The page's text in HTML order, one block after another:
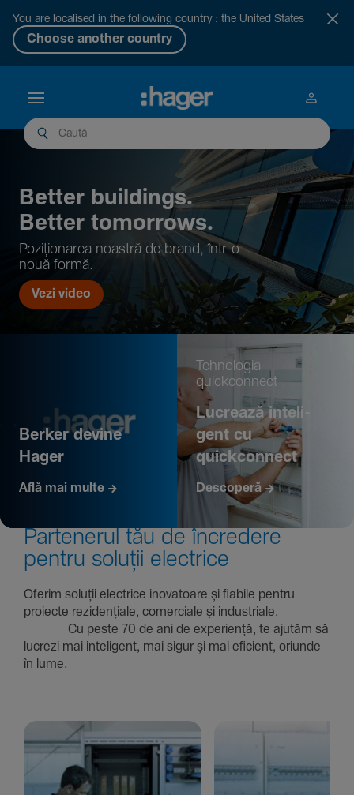
You are localised in the following country : the United States
Choose another country
Better buil­dings.
Better tomor­rows.
Pozi­țio­narea noastră de brand, într-o
nouă formă.
Vezi video
Berker devine
Hager
Află mai multe
Tehno­logia
quickconnect
Lucrează inte­li­
gent cu
quickconnect
Descoperă
Parte­nerul tău de încre­dere
pentru soluții electrice
Oferim soluții electrice inova­toare și fiabile pentru
proiecte rezi­den­țiale, comer­ciale și indus­triale.
Cu peste 70 de ani de expe­riență, te ajutăm să
lucrezi mai inte­li­gent, mai sigur și mai eficient, oriunde
în lume.